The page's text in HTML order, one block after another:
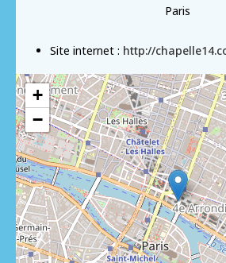
Paris
Site internet : http://
+
−